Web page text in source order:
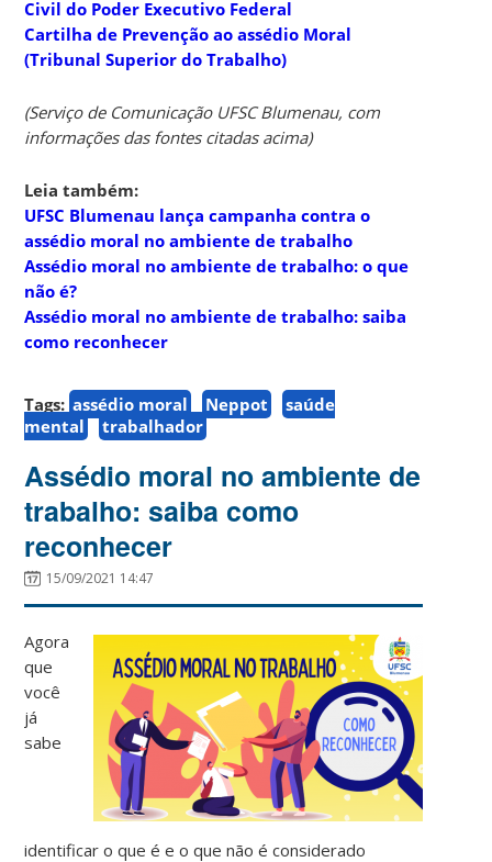
Civil do Poder Executivo Federal
Cartilha de Prevenção ao assédio Moral
(Tribunal Superior do Trabalho)
(Serviço de Comunicação UFSC Blumenau, com
informações das fontes citadas acima)
Leia também:
UFSC Blumenau lança campanha contra o
assédio moral no ambiente de trabalho
Assédio moral no ambiente de trabalho: o que
não é?
Assédio moral no ambiente de trabalho: saiba
como reconhecer
Tags: assédio moral Neppot
saúde
mental
trabalhador
Assédio moral no ambiente de
trabalho: saiba como
reconhecer
15/09/2021 14:47
Agora
que
você
já
sabe
identificar o que é e o que não é considerado